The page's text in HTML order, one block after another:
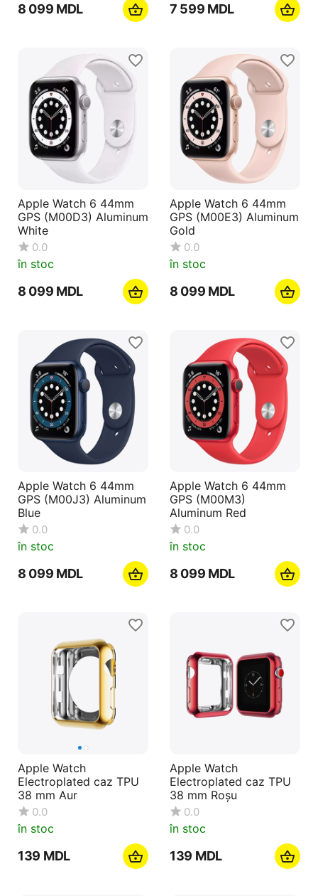
8 099 MDL 7 599 MDL
Apple Watch 6 44mm
GPS (M00D3) Aluminum
White
0.0
în stoc
8 099 MDL
Apple Watch 6 44mm
GPS (M00E3) Aluminum
Gold
0.0
în stoc
8 099 MDL
Apple Watch 6 44mm
GPS (M00J3) Aluminum
Blue
0.0
în stoc
8 099 MDL
Apple Watch 6 44mm
GPS (M00M3)
Aluminum Red
0.0
în stoc
8 099 MDL
Apple Watch
Electroplated caz TPU
38 mm Aur
0.0
în stoc
‍139‍ MDL
Apple Watch
Electroplated caz TPU
38 mm Roșu
0.0
în stoc
‍139‍ MDL